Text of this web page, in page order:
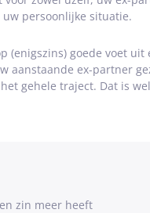
persoonlijke situatie.
goede voet
aanstaande ex-partner
gehele traject. Dat is
zin meer heeft